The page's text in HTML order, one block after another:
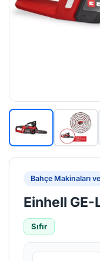
Bahçe Makinaları
Einhell GE-
Sıfır